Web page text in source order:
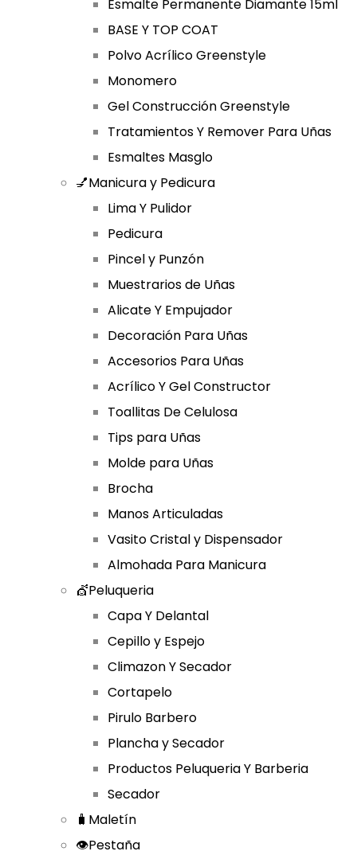
Esmalte Permanente Diamante 15ml
BASE Y TOP COAT
Polvo Acrílico Greenstyle
Monomero
Gel Construcción Greenstyle
Tratamientos Y Remover Para Uñas
Esmaltes Masglo
💅Manicura y Pedicura
Lima Y Pulidor
Pedicura
Pincel y Punzón
Muestrarios de Uñas
Alicate Y Empujador
Decoración Para Uñas
Accesorios Para Uñas
Acrílico Y Gel Constructor
Toallitas De Celulosa
Tips para Uñas
Molde para Uñas
Brocha
Manos Articuladas
Vasito Cristal y Dispensador
Almohada Para Manicura
💇Peluqueria
Capa Y Delantal
Cepillo y Espejo
Climazon Y Secador
Cortapelo
Pirulo Barbero
Plancha y Secador
Productos Peluqueria Y Barberia
Secador
🧳Maletín
👁️Pestaña